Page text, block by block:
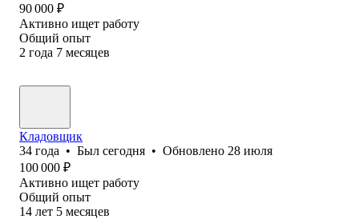
90 000 ₽
Активно ищет работу
Общий опыт
2 года 7 месяцев
Кладовщик
34 года • Был сегодня • Обновлено 28 июля
100 000 ₽
Активно ищет работу
Общий опыт
14 лет 5 месяцев